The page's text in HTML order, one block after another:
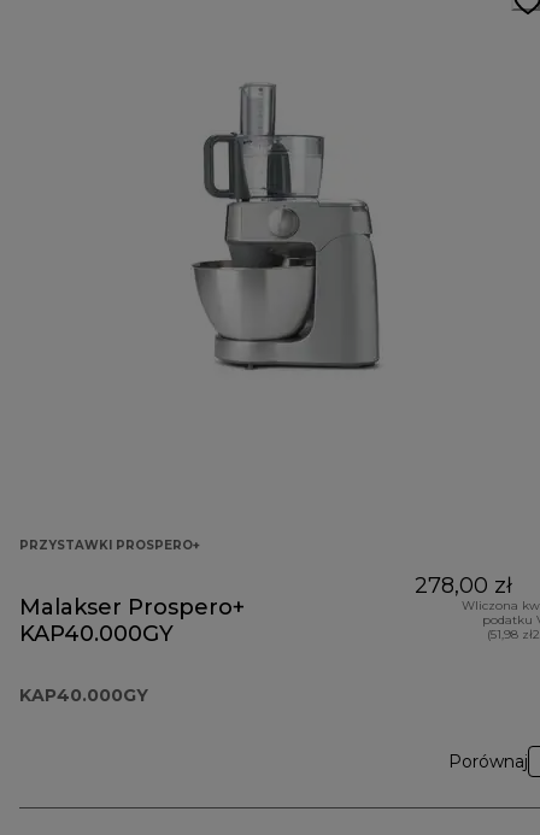
PRZYSTAWKI PROSPERO+
Malakser Prospero+
KAP40.000GY
KAP40.000GY
278,00 zł
Wliczona
podatku
(51,98
Porównaj